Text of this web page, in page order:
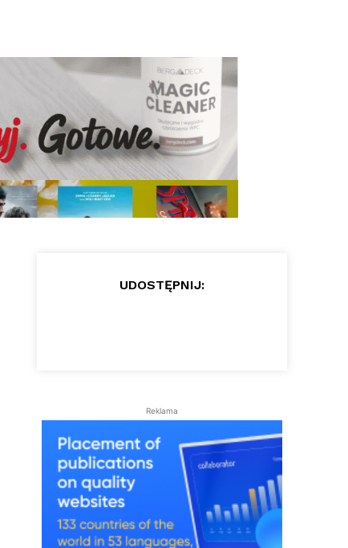
UDOSTĘPNIJ:
Reklama